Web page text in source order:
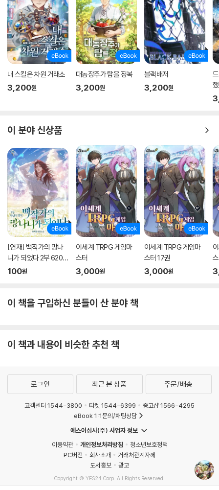
내 스킬은 차원 거래소
3,200원
대농장주가 탑을 정복
3,200원
블랙배저
3,200원
이 분야 신상품
[연재] 백작가의 망나
니가 되었다 2부 620
화
100원
이세계 TRPG 게임마
스터
3,000원
이세계 TRPG 게임마
스터 17권
3,000원
이 책을 구입하신 분들이 산 분야 책
이 책과 내용이 비슷한 추천 책
로그인 최근 본 상품 주문/배송
고객센터 1544-3800 티켓 1544-6399
중고샵 1566-4295
eBook 1:1문의/채팅상담
예스이십사(주) 사업자 정보
이용약관
개인정보처리방침
청소년보호정책
PC버전
회사소개
거래처관계자께
도서홍보
광고
Copyright © YES24 Corp. All Rights Reserved.